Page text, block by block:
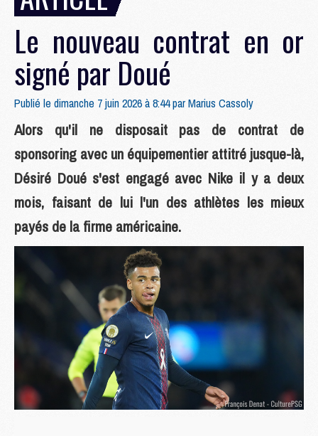
Le nouveau contrat en or
signé par Doué
Publié le dimanche 7 juin 2026 à 8:44 parMarius Cassoly
Alors qu'il ne disposait pas de contrat de
sponsoring avec un équipementier attitré jusque-là,
Désiré Doué s'est engagé avec Nike il y a deux
mois, faisant de lui l'un des athlètes les mieux
payés de la firme américaine.